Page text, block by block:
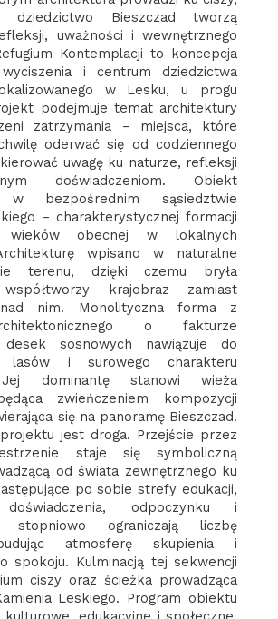
Bieszczad tworzą
uważności i wewnętrznego
Kontemplacji to koncepcja
i centrum dziedzictwa
w Lesku, u progu
podejmuje temat architektury
zatrzymania – miejsca, które
oderwać się od codziennego
uwagę ku naturze, refleksji
doświadczeniom. Obiekt
w bezpośrednim sąsiedztwie
– charakterystycznej formacji
obecnej w lokalnych
wpisano w naturalne
terenu, dzięki czemu bryła
współtworzy krajobraz zamiast
nim. Monolityczna forma z
o fakturze
desek sosnowych nawiązuje do
lasów i surowego charakteru
Jej dominantę stanowi wieża
zwieńczeniem kompozycji
się na panoramę Bieszczad.
projektu jest droga. Przejście przez
staje się symboliczną
od świata zewnętrznego ku
po sobie strefy edukacji,
doświadczenia, odpoczynku i
stopniowo ograniczają liczbę
atmosferę skupienia i
spokoju. Kulminacją tej sekwencji
ciszy oraz ścieżka prowadząca
Leskiego. Program obiektu